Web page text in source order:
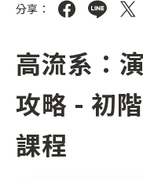
分享：
高流系：
攻略 - 初
課程